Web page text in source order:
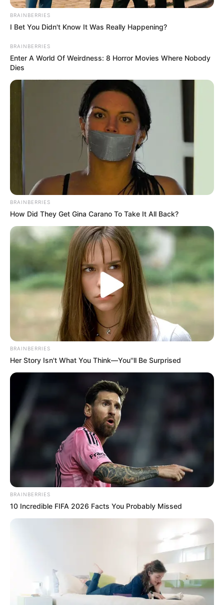
BRAINBERRIES
I Bet You Didn't Know It Was Really Happening?
BRAINBERRIES
Enter A World Of Weirdness: 8 Horror Movies Where Nobody
Dies
BRAINBERRIES
How Did They Get Gina Carano To Take It All Back?
BRAINBERRIES
Her Story Isn't What You Think—You''ll Be Surprised
BRAINBERRIES
10 Incredible FIFA 2026 Facts You Probably Missed